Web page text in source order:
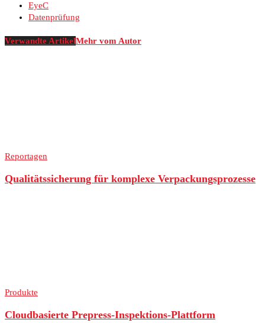
EyeC
Datenprüfung
Verwandte ArtikelMehr vom Autor
Reportagen
Qualitätssicherung für komplexe Verpackungsprozesse
Produkte
Cloudbasierte Prepress-Inspektions-Plattform